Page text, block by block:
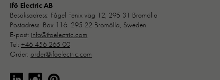
Ifö Electric AB
Besöksadress: Fågel Fenix väg 12, 295 31 Bromölla
Postadress: Box 116, 295 22 Bromölla, Sweden
E-post: info@ifoelectric.com
Tel: +46 456 265 00
Order: order@ifoelectric.com